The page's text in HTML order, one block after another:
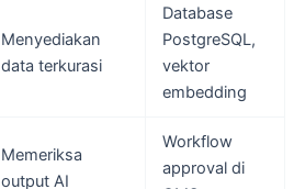
Menyediakan
data terkurasi
Database
PostgreSQL,
vektor
embedding
Memeriksa
output AI
Workflow
approval di